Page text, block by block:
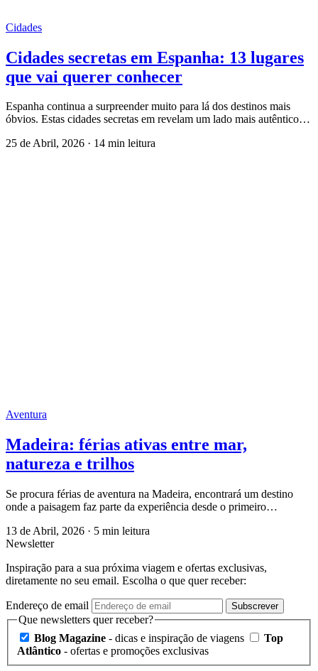
Cidades
Cidades secretas em Espanha: 13 lugares
que vai querer conhecer
Espanha continua a surpreender muito para lá dos destinos mais
óbvios. Estas cidades secretas em revelam um lado mais autêntico…
25 de Abril, 2026 · 14 min leitura
Aventura
Madeira: férias ativas entre mar,
natureza e trilhos
Se procura férias de aventura na Madeira, encontrará um destino
onde a paisagem faz parte da experiência desde o primeiro…
13 de Abril, 2026 · 5 min leitura
Newsletter
Inspiração para a sua próxima viagem e ofertas exclusivas,
diretamente no seu email. Escolha o que quer receber:
Endereço de email Subscrever
Que newsletters quer receber?
Blog Magazine - dicas e inspiração de viagens
Top
Atlântico - ofertas e promoções exclusivas